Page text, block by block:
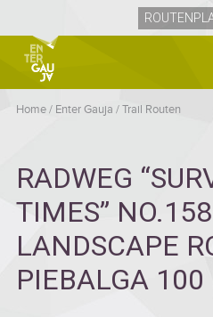
Home/ Enter Gauja /Trail Routen
RADWEG
TIMES”
LANDSCAPE
PIEBALGA 100